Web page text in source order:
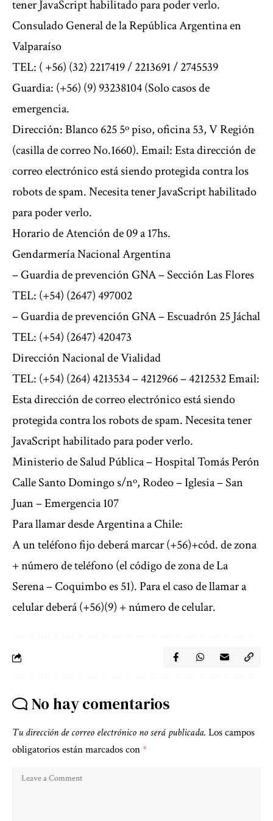
tener JavaScript habilitado para poder verlo.
Consulado General de la República Argentina en
Valparaíso
TEL: ( +56) (32) 2217419 / 2213691 / 2745539
Guardia: (+56) (9) 93238104 (Solo casos de
emergencia.
Dirección: Blanco 625 5º piso, oficina 53, V Región
(casilla de correo No.1660). Email:Esta dirección de
correo electrónico está siendo protegida contra los
robots de spam. Necesita tener JavaScript habilitado
para poder verlo.
Horario de Atención de 09 a 17hs.
Gendarmería Nacional Argentina
– Guardia de prevención GNA – Sección Las Flores
TEL: (+54) (2647) 497002
– Guardia de prevención GNA – Escuadrón 25 Jáchal
TEL: (+54) (2647) 420473
Dirección Nacional de Vialidad
TEL: (+54) (264) 4213534 – 4212966 – 4212532 Email:
Esta dirección de correo electrónico está siendo
protegida contra los robots de spam. Necesita tener
JavaScript habilitado para poder verlo.
Ministerio de Salud Pública – Hospital Tomás Perón
Calle Santo Domingo s/nº, Rodeo – Iglesia – San
Juan – Emergencia 107
Para llamar desde Argentina a Chile:
A un teléfono fijo deberá marcar (+56)+cód. de zona
+ número de teléfono (el código de zona de La
Serena – Coquimbo es 51). Para el caso de llamar a
celular deberá (+56)(9) + número de celular.
No hay comentarios
Tu dirección de correo electrónico no será publicada. Los campos
obligatorios están marcados con*